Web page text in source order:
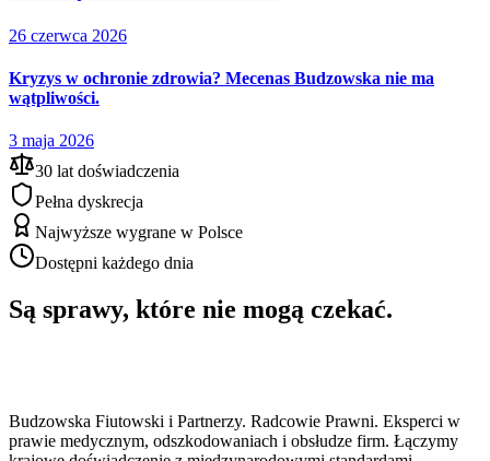
26 czerwca 2026
Kryzys w ochronie zdrowia? Mecenas Budzowska nie ma
wątpliwości.
3 maja 2026
30 lat doświadczenia
Pełna dyskrecja
Najwyższe wygrane w Polsce
Dostępni każdego dnia
Są sprawy, które nie mogą czekać.
Budzowska Fiutowski i Partnerzy. Radcowie Prawni. Eksperci w
prawie medycznym, odszkodowaniach i obsłudze firm. Łączymy